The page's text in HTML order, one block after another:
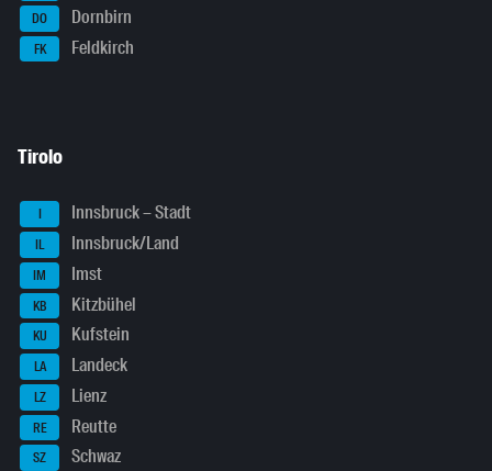
DO Dornbirn
FK Feldkirch
Tirolo
I Innsbruck – Stadt
IL Innsbruck/Land
IM Imst
KB Kitzbühel
KU Kufstein
LA Landeck
LZ Lienz
RE Reutte
SZ Schwaz